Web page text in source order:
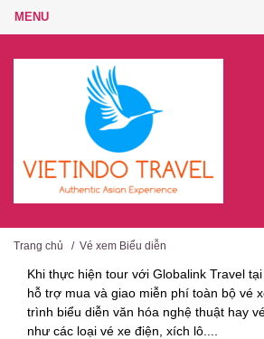
Trang chủ / Vé xem Biểu diễn
Khi thực hiện tour với Globalink Travel
hỗ trợ mua và giao miễn phí toàn bộ vé
trình biểu diễn văn hóa nghệ thuật hay
như các loại vé xe điện, xích lô....